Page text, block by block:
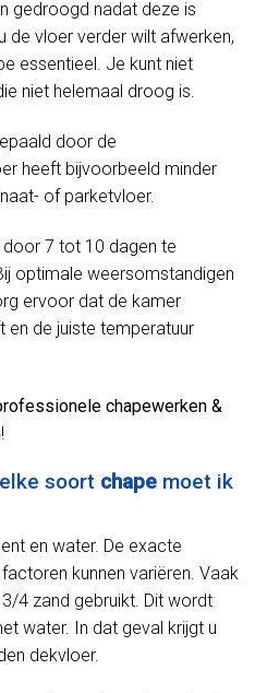
gedroogd nadat deze is
de vloer verder wilt afwerken,
essentieel. Je kunt niet
niet helemaal droog is.
door de
heeft bijvoorbeeld minder
of parketvloer.
7 tot 10 dagen te
optimale weersomstandigen
ervoor dat de kamer
de juiste temperatuur
chapewerken &
!
soort chape moet ik
en water. De exacte
kunnen variëren. Vaak
4 zand gebruikt. Dit wordt
water. In dat geval krijgt u
dekvloer.